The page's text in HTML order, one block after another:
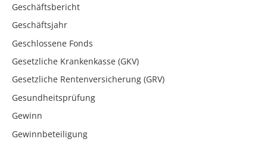
Geschäftsbericht
Geschäftsjahr
Geschlossene Fonds
Gesetzliche Krankenkasse (GKV)
Gesetzliche Rentenversicherung (GRV)
Gesundheitsprüfung
Gewinn
Gewinnbeteiligung